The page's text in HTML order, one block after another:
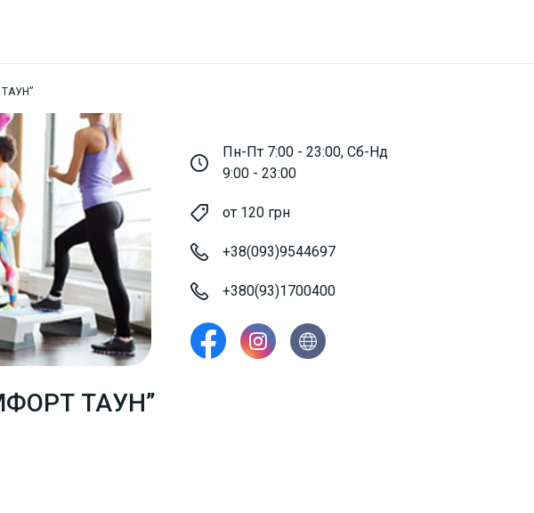
ТАУН”
Пн-Пт 7:00 - 23:00, Сб-Нд
9:00 - 23:00
от 120 грн
+38(093)9544697
+380(93)1700400